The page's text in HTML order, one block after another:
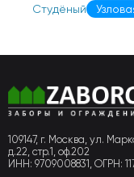
Студёный
109147, г. Москва, ул.
д.22, стр.1, оф.202
ИНН: 9709008831, ОГРН: